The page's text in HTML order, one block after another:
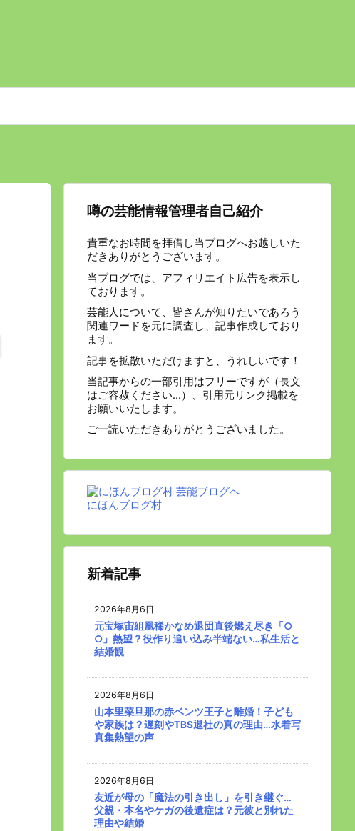
噂の芸能情報管理者自己紹介
貴重なお時間を拝借し当ブログへお越しいた
だきありがとうございます。
当ブログでは、アフィリエイト広告を表示し
ております。
芸能人について、皆さんが知りたいであろう
関連ワードを元に調査し、記事作成しており
ます。
記事を拡散いただけますと、うれしいです！
当記事からの一部引用はフリーですが（長文
はご容赦ください…）、引用元リンク掲載を
お願いいたします。
ご一読いただきありがとうございました。
にほんブログ村
新着記事
2026年8月6日
元宝塚宙組凰稀かなめ退団直後燃え尽き「○
○」熱望？役作り追い込み半端ない…私生活と
結婚観
2026年8月6日
山本里菜旦那の赤ベンツ王子と離婚！子ども
や家族は？遅刻やTBS退社の真の理由…水着写
真集熱望の声
2026年8月6日
友近が母の「魔法の引き出し」を引き継ぐ…
父親・本名やケガの後遺症は？元彼と別れた
理由や結婚